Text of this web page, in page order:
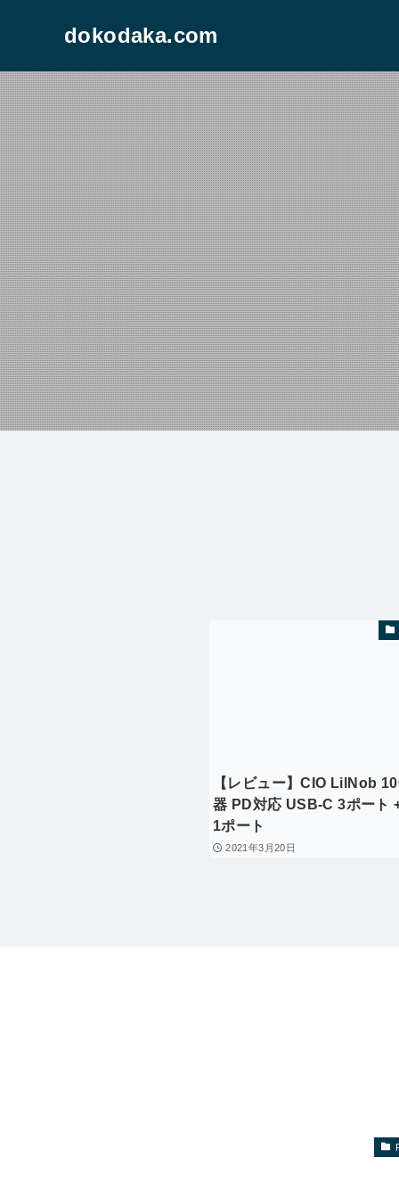
dokodaka.com
【レビュー】CIO LilNob
器 PD対応 USB-C 3ポート
1ポート
2021年3月20日